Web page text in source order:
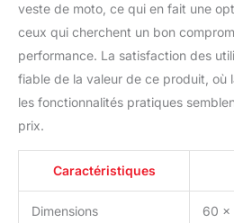
veste de moto, ce qui en fait une
ceux qui cherchent un bon
performance. La satisfaction des
fiable de la valeur de ce produit, où
les fonctionnalités pratiques
prix.
Caractéristiques
Dimensions 60 x